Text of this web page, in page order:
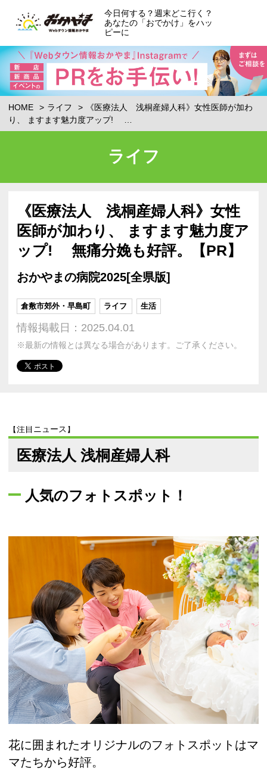
今日何する？週末どこ行く？
あなたの「おでかけ」をハッ
ピーに
HOME ライフ
《医療法人 浅桐産婦人科》女性医師が加わ
り、 ますます魅力度アップ! …
ライフ
《医療法人 浅桐産婦人科》女性
医師が加わり、 ますます魅力度ア
ップ! 無痛分娩も好評。【PR】
おかやまの病院2025[全県版]
倉敷市郊外・早島町 ライフ 生活
情報掲載日：2025.04.01
※最新の情報とは異なる場合があります。ご了承ください。
【注目ニュース】
医療法人 浅桐産婦人科
人気のフォトスポット！
花に囲まれたオリジナルのフォトスポットはマ
マたちから好評。